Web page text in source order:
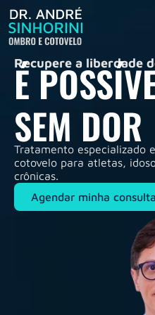
Recupere a liberdade
É
SEM DOR
Tratamento especializado
cotovelo para atletas,
crônicas.
Agendar minha consulta